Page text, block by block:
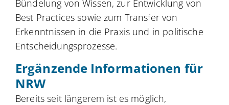
Bündelung von Wissen, zur Entwicklung von
Best Practices sowie zum Transfer von
Erkenntnissen in die Praxis und in politische
Entscheidungsprozesse.
Ergänzende Informationen für
NRW
Bereits seit längerem ist es möglich,